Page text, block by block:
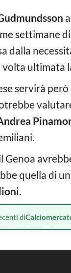
settimane
dalla
ultimata
servirà
Genoa
quella di un
.
di